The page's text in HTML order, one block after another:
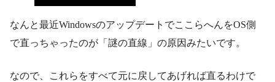
なんと最近WindowsのアップデートでここらへんをOS側
で直っちゃったのが「謎の直線」の原因みたいです。
なので、これらをすべて元に戻してあげれば直るわけで